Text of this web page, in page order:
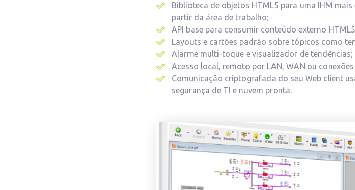
Biblioteca de objetos HTML5 para uma IHM
partir da área de trabalho;
API base para consumir conteúdo externo
Layouts e cartões padrão sobre tópicos como
Alarme multi-toque e visualizador de tendências;
Acesso local, remoto por LAN, WAN ou
Comunicação criptografada do seu Web client
segurança de TI e nuvem pronta.